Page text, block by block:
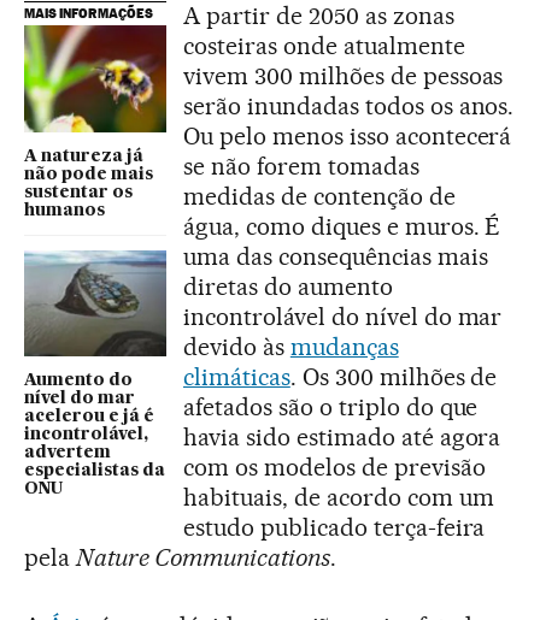
MAIS INFORMAÇÕES
A natureza já
não pode mais
sustentar os
humanos
Aumento do
nível do mar
acelerou e já é
incontrolável,
advertem
especialistas da
ONU
A partir de 2050 as zonas
costeiras onde atualmente
vivem 300 milhões de pessoas
serão inundadas todos os anos.
Ou pelo menos isso acontecerá
se não forem tomadas
medidas de contenção de
água, como diques e muros. É
uma das consequências mais
diretas do aumento
incontrolável do nível do mar
devido às mudanças
climáticas. Os 300 milhões de
afetados são o triplo do que
havia sido estimado até agora
com os modelos de previsão
habituais, de acordo com um
estudo publicado terça-feira
pelaNature Communications.